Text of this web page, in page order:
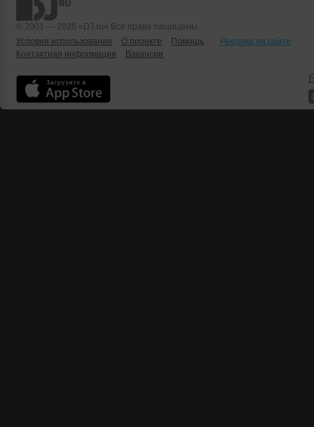
© 2001 — 2026 «DJ.ru» Все права защищены.
Условия использования
О проекте Помощь
Реклама на сайте
Контактная информация
Вакансии